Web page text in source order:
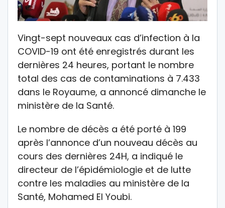
Vingt-sept nouveaux cas d’infection à la
COVID-19 ont été enregistrés durant les
dernières 24 heures, portant le nombre
total des cas de contaminations à 7.433
dans le Royaume, a annoncé dimanche le
ministère de la Santé.
Le nombre de décès a été porté à 199
après l’annonce d’un nouveau décès au
cours des dernières 24H, a indiqué le
directeur de l’épidémiologie et de lutte
contre les maladies au ministère de la
Santé, Mohamed El Youbi.